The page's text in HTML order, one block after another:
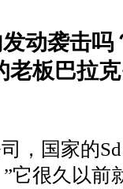
动袭击吗
老板巴拉克
，国家的Sd
”它很久以前